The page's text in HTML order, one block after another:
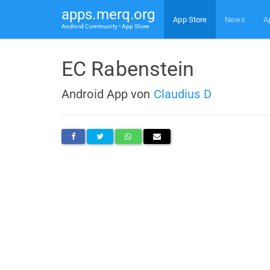
apps.merq.org
Android Community • App Store
App Store News
EC Rabenstein
Android App von Claudius D